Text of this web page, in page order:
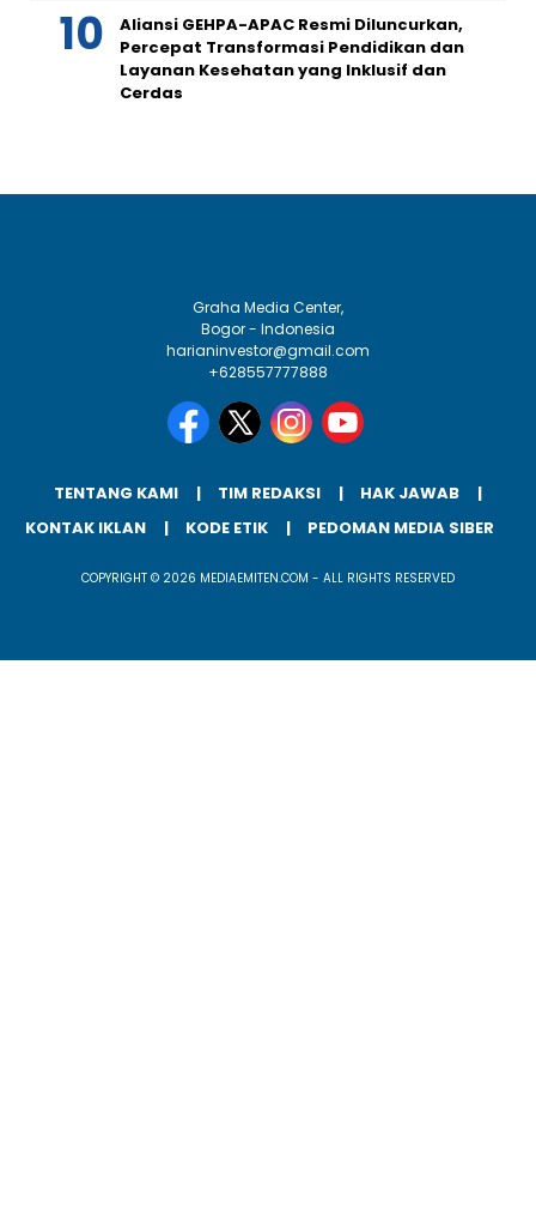
Aliansi GEHPA-APAC Resmi Diluncurkan,
Percepat Transformasi Pendidikan dan
Layanan Kesehatan yang Inklusif dan
Cerdas
Graha Media Center,
Bogor - Indonesia
harianinvestor@gmail.com
+628557777888
TENTANG KAMI TIM REDAKSI
HAK JAWAB
KONTAK IKLAN
KODE ETIK PEDOMAN MEDIA SIBER
COPYRIGHT © 2026 MEDIAEMITEN.COM - ALL RIGHTS RESERVED